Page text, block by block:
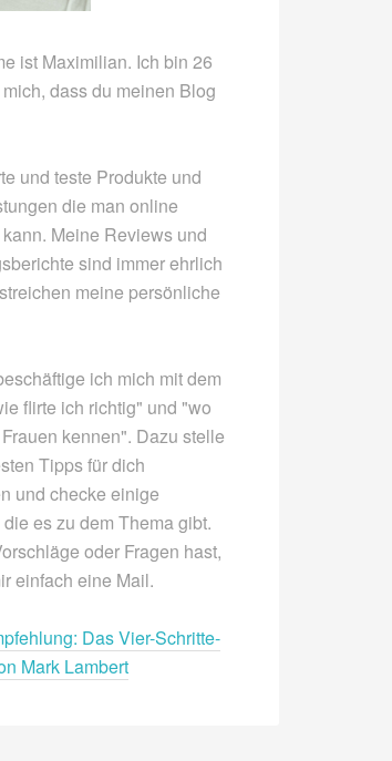
ist Maximilian. Ich bin 26
dass du meinen Blog
und teste Produkte und
die man online
Meine Reviews und
sind immer ehrlich
meine persönliche
ich mich mit dem
flirte ich richtig" und "wo
kennen". Dazu stelle
Tipps für dich
und checke einige
es zu dem Thema gibt.
oder Fragen hast,
einfach eine Mail.
Das Vier-Schritte-
Mark Lambert